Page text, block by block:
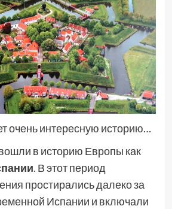
очень интересную историю…
в историю Европы как
. В этот период
простирались далеко за
Испании и включали